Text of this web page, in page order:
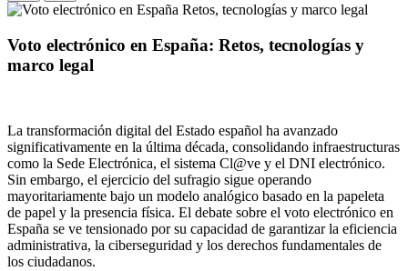
Voto electrónico en España: Retos, tecnologías y
marco legal
La transformación digital del Estado español ha avanzado
significativamente en la última década, consolidando infraestructuras
como la Sede Electrónica, el sistema Cl@ve y el DNI electrónico.
Sin embargo, el ejercicio del sufragio sigue operando
mayoritariamente bajo un modelo analógico basado en la papeleta
de papel y la presencia física. El debate sobre el voto electrónico en
España se ve tensionado por su capacidad de garantizar la eficiencia
administrativa, la ciberseguridad y los derechos fundamentales de
los ciudadanos.